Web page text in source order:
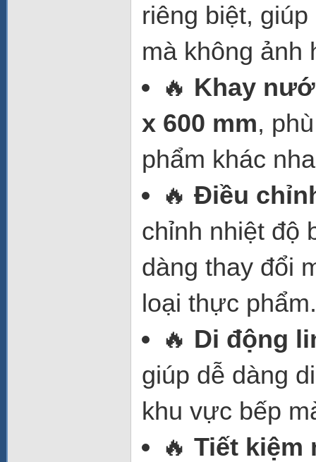
riêng biệt,
mà không
🔥 Khay
x 600 mm,
phẩm khác
🔥 Điều
chỉnh nhiệt độ
dàng thay đổi
loại thực phẩm.
🔥 Di động
giúp dễ dàng
khu vực bếp
🔥 Tiết kiệm